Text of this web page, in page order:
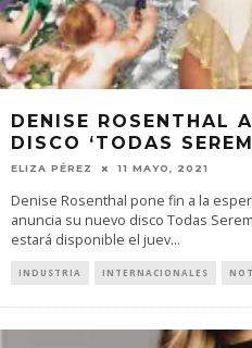
DENISE ROSENTHAL
DISCO ‘TODAS
ELIZA PÉREZ 11 MAYO, 2021
Denise Rosenthal pone fin a la
anuncia su nuevo disco Todas
estará disponible el juev...
INDUSTRIA INTERNACIONALES